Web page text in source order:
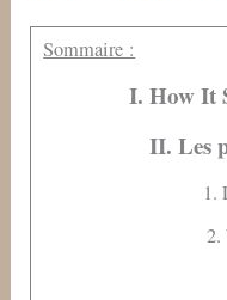
Sommaire :
I. How It
II. Les
1.
2.